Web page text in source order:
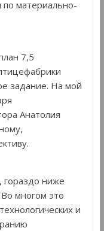
материально-
7,5
задание. На мой
Анатолия
ниже
многом это
и